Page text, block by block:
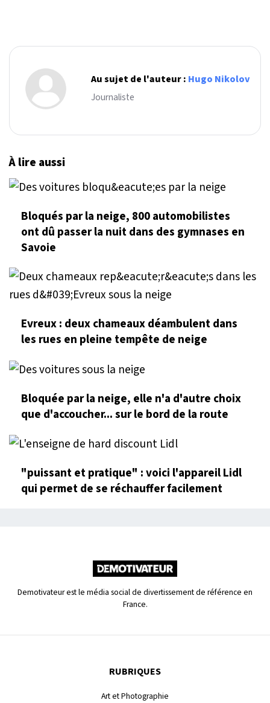
Au sujet de l'auteur : Hugo Nikolov
Journaliste
À lire aussi
Bloqués par la neige, 800 automobilistes
ont dû passer la nuit dans des gymnases en
Savoie
Evreux : deux chameaux déambulent dans
les rues en pleine tempête de neige
Bloquée par la neige, elle n'a d'autre choix
que d'accoucher... sur le bord de la route
"puissant et pratique" : voici l'appareil Lidl
qui permet de se réchauffer facilement
Demotivateur est le média social de divertissement de référence en
France.
RUBRIQUES
Art et Photographie